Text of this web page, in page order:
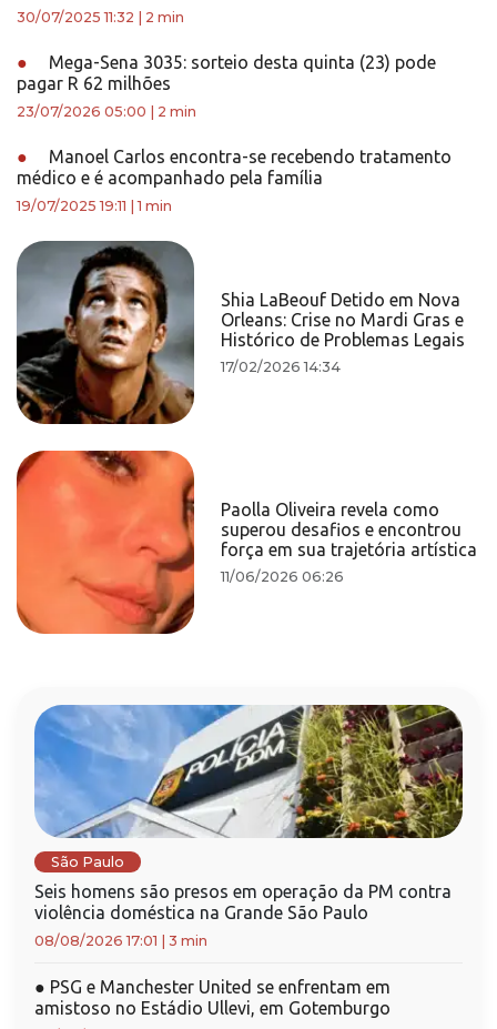
30/07/2025 11:32 2 min
●
Mega-Sena 3035: sorteio desta quinta (23) pode
pagar R 62 milhões
23/07/2026 05:00 2 min
●
Manoel Carlos encontra-se recebendo tratamento
médico e é acompanhado pela família
19/07/2025 19:11 |1 min
Shia LaBeouf Detido em Nova
Orleans: Crise no Mardi Gras e
Histórico de Problemas Legais
17/02/2026 14:34
Paolla Oliveira revela como
superou desafios e encontrou
força em sua trajetória artística
11/06/2026 06:26
São Paulo
Seis homens são presos em operação da PM contra
violência doméstica na Grande São Paulo
08/08/2026 17:01 3 min
● PSG e Manchester United se enfrentam em
amistoso no Estádio Ullevi, em Gotemburgo